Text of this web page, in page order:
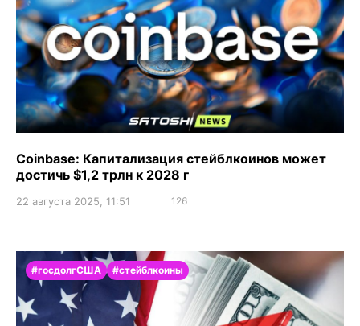
Coinbase: Капитализация стейблкоинов может
достичь $1,2 трлн к 2028 г
22 августа 2025, 11:51 126
#госдолгСША #стейблкоины